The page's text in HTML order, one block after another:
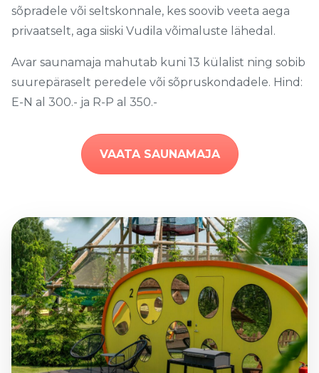
sõpradele või seltskonnale, kes soovib veeta aega
privaatselt, aga siiski Vudila võimaluste lähedal.
Avar saunamaja mahutab kuni 13 külalist ning sobib
suurepäraselt peredele või sõpruskondadele. Hind:
E-N al 300.- ja R-P al 350.-
VAATA SAUNAMAJA